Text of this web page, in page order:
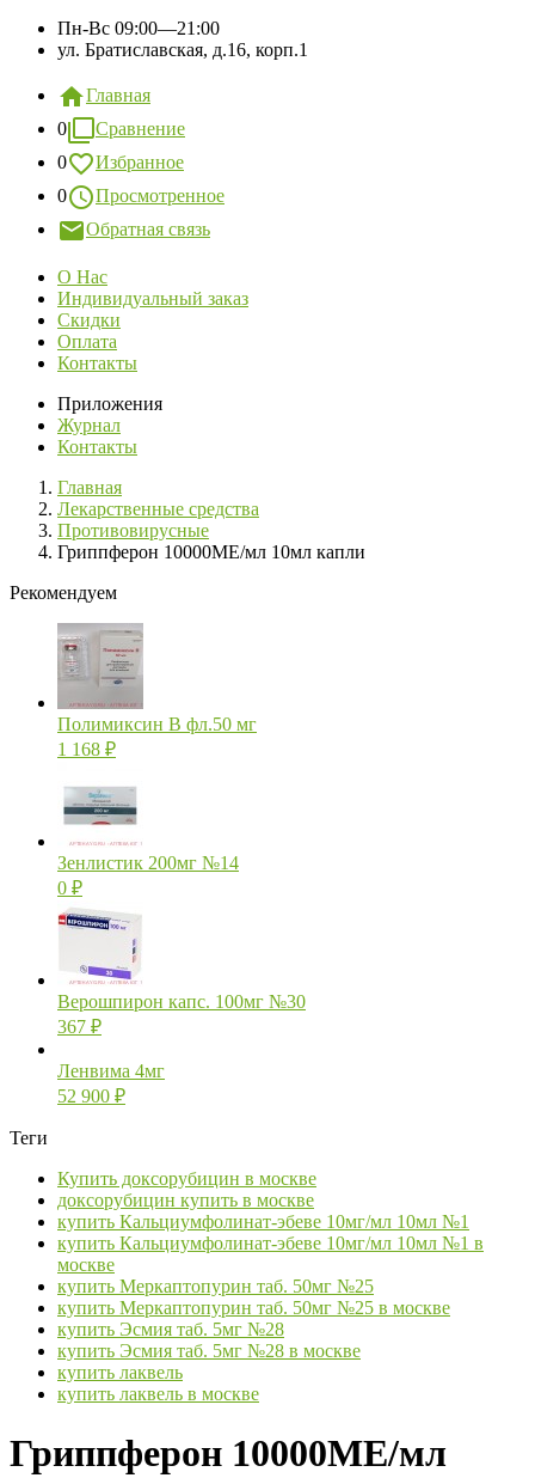
Пн-Вс 09:00—21:00
ул. Братиславская, д.16, корп.1
Главная
0
Сравнение
0
Избранное
0
Просмотренное
Обратная связь
О Нас
Индивидуальный заказ
Скидки
Оплата
Контакты
Приложения
Журнал
Контакты
Главная
Лекарственные средства
Противовирусные
Гриппферон 10000МЕ/мл 10мл капли
Рекомендуем
Полимиксин В фл.50 мг
1 168 ₽
Зенлистик 200мг №14
0 ₽
Верошпирон капс. 100мг №30
367 ₽
Ленвима 4мг
52 900 ₽
Теги
Купить доксорубицин в москве
доксорубицин купить в москве
купить Кальциумфолинат-эбеве 10мг/мл 10мл №1
купить Кальциумфолинат-эбеве 10мг/мл 10мл №1 в
москве
купить Меркаптопурин таб. 50мг №25
купить Меркаптопурин таб. 50мг №25 в москве
купить Эсмия таб. 5мг №28
купить Эсмия таб. 5мг №28 в москве
купить лаквель
купить лаквель в москве
Гриппферон 10000МЕ/мл